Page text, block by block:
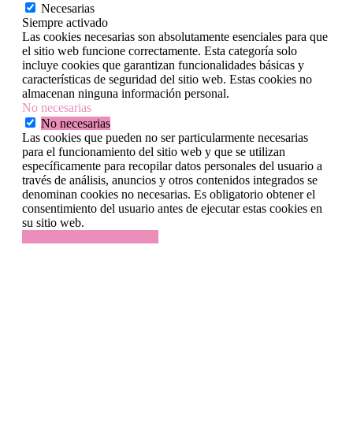
Necesarias
Siempre activado
Las cookies necesarias son absolutamente esenciales para que
el sitio web funcione correctamente. Esta categoría solo
incluye cookies que garantizan funcionalidades básicas y
características de seguridad del sitio web. Estas cookies no
almacenan ninguna información personal.
No necesarias
No necesarias
Las cookies que pueden no ser particularmente necesarias
para el funcionamiento del sitio web y que se utilizan
específicamente para recopilar datos personales del usuario a
través de análisis, anuncios y otros contenidos integrados se
denominan cookies no necesarias. Es obligatorio obtener el
consentimiento del usuario antes de ejecutar estas cookies en
su sitio web.